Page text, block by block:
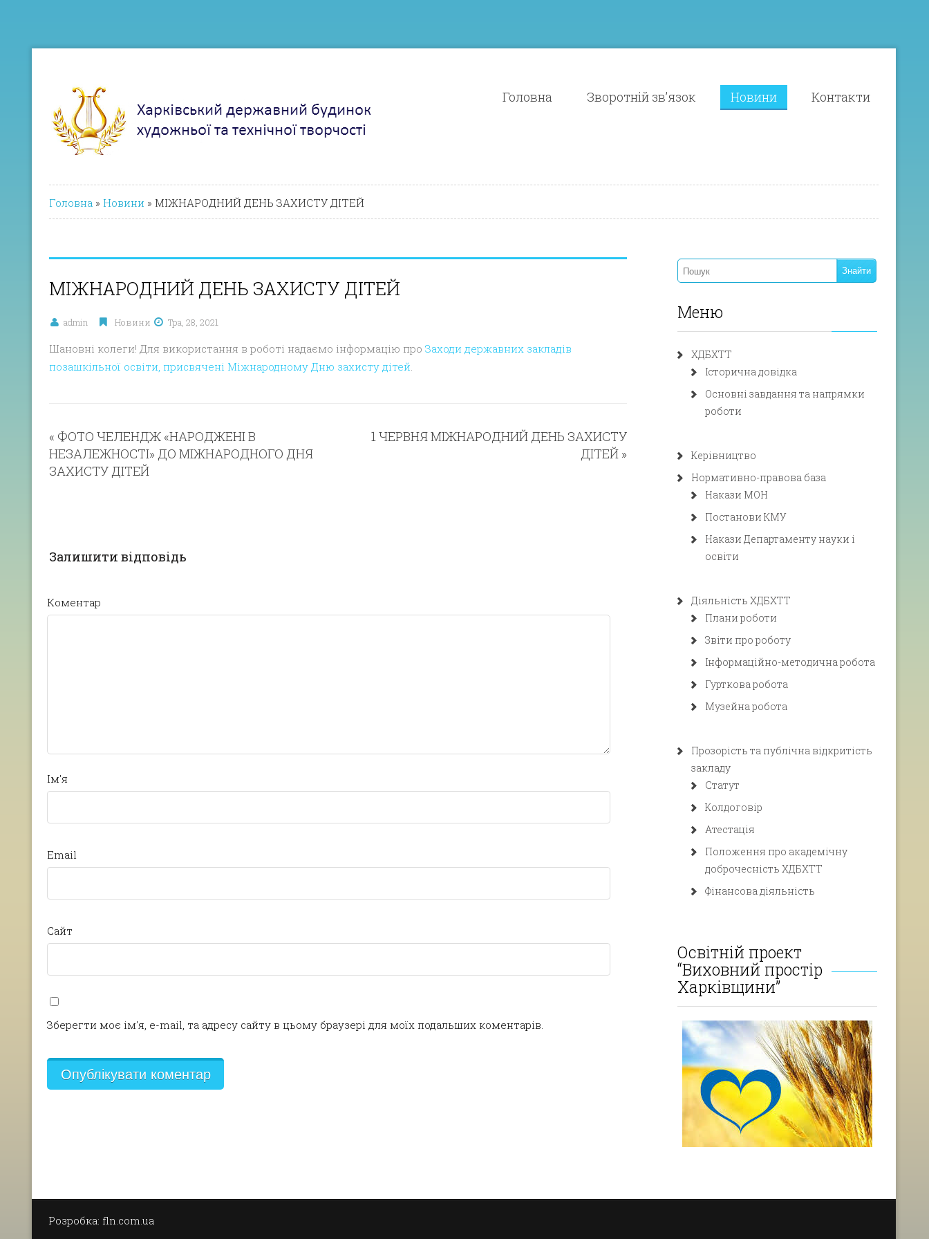
Головна Зворотній зв’язок Новини Контакти
Головна» Новини » МІЖНАРОДНИЙ ДЕНЬ ЗАХИСТУ ДІТЕЙ
МІЖНАРОДНИЙ ДЕНЬ ЗАХИСТУ ДІТЕЙ
admin Новини Тра, 28, 2021
Шановні колеги! Для використання в роботі надаємо інформацію про Заходи державних закладів
позашкільної освіти, присвячені Міжнародному Дню захисту дітей.
« ФОТО ЧЕЛЕНДЖ «НАРОДЖЕНІ В
НЕЗАЛЕЖНОСТІ» ДО МІЖНАРОДНОГО ДНЯ
ЗАХИСТУ ДІТЕЙ
1 ЧЕРВНЯ МІЖНАРОДНИЙ ДЕНЬ ЗАХИСТУ
ДІТЕЙ »
Залишити відповідь
Коментар
Ім'я
Email
Сайт
Зберегти моє ім'я, e-mail, та адресу сайту в цьому браузері для моїх подальших коментарів.
Меню
ХДБХТТ
Історична довідка
Основні завдання та напрямки
роботи
Керівництво
Нормативно-правова база
Накази МОН
Постанови КМУ
Накази Департаменту науки і
освіти
Діяльність ХДБХТТ
Плани роботи
Звіти про роботу
Інформаційно-методична робота
Гурткова робота
Музейна робота
Прозорість та публічна відкритість
закладу
Статут
Колдоговір
Атестація
Положення про академічну
доброчесність ХДБХТТ
Фінансова діяльність
Освітній проект
“Виховний простір
Харківщини”
Розробка: fln.com.ua